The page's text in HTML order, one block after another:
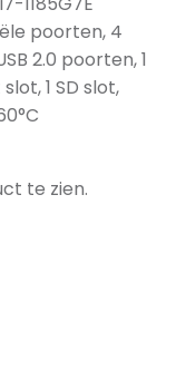
poorten, 4
2.0 poorten, 1
1 SD slot,
te zien.